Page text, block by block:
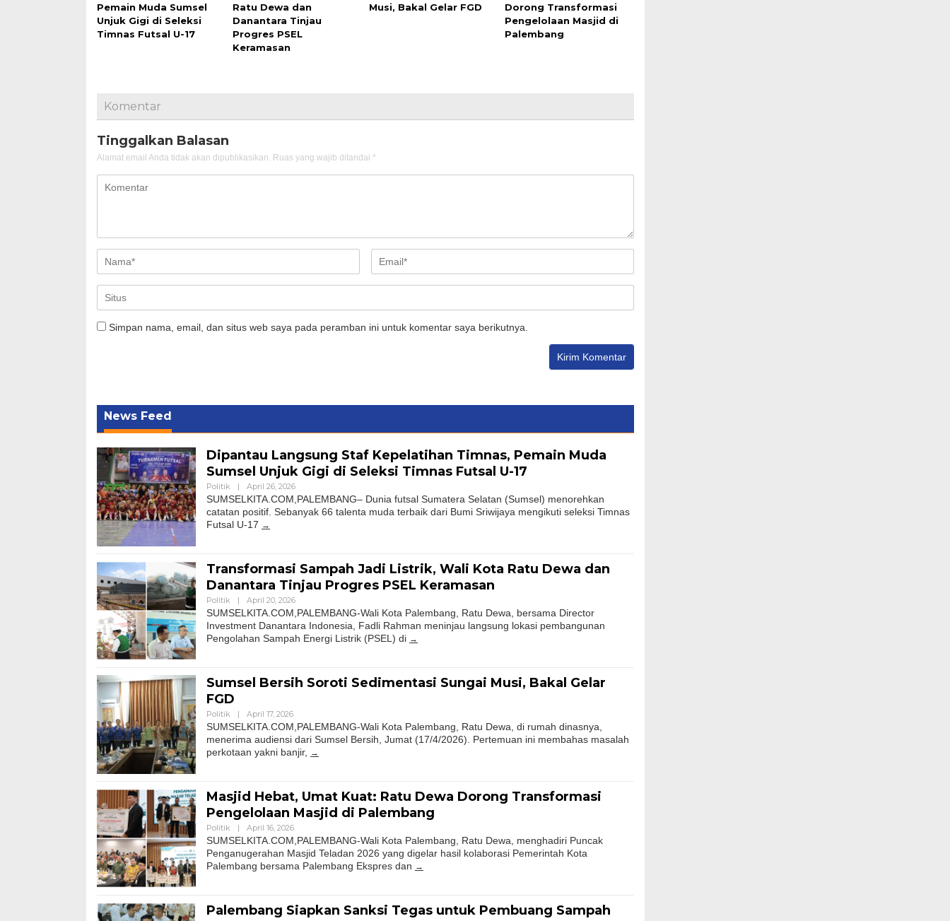
Pemain Muda Sumsel
Unjuk Gigi di Seleksi
Timnas Futsal U-17
Ratu Dewa dan
Danantara Tinjau
Progres PSEL
Keramasan
Musi, Bakal Gelar FGD
Dorong Transformasi
Pengelolaan Masjid di
Palembang
Komentar
Tinggalkan Balasan
Alamat email Anda tidak akan dipublikasikan. Ruas yang wajib ditandai *
Simpan nama, email, dan situs web saya pada peramban ini untuk komentar saya berikutnya.
News Feed
Dipantau Langsung Staf Kepelatihan Timnas, Pemain Muda
Sumsel Unjuk Gigi di Seleksi Timnas Futsal U-17
Politik | April 26, 2026
SUMSELKITA.COM,PALEMBANG– Dunia futsal Sumatera Selatan (Sumsel) menorehkan
catatan positif. Sebanyak 66 talenta muda terbaik dari Bumi Sriwijaya mengikuti seleksi Timnas
Futsal U-17
Transformasi Sampah Jadi Listrik, Wali Kota Ratu Dewa dan
Danantara Tinjau Progres PSEL Keramasan
Politik | April 20, 2026
SUMSELKITA.COM,PALEMBANG-Wali Kota Palembang, Ratu Dewa, bersama Director
Investment Danantara Indonesia, Fadli Rahman meninjau langsung lokasi pembangunan
Pengolahan Sampah Energi Listrik (PSEL) di
Sumsel Bersih Soroti Sedimentasi Sungai Musi, Bakal Gelar
FGD
Politik | April 17, 2026
SUMSELKITA.COM,PALEMBANG-Wali Kota Palembang, Ratu Dewa, di rumah dinasnya,
menerima audiensi dari Sumsel Bersih, Jumat (17/4/2026). Pertemuan ini membahas masalah
perkotaan yakni banjir,
Masjid Hebat, Umat Kuat: Ratu Dewa Dorong Transformasi
Pengelolaan Masjid di Palembang
Politik | April 16, 2026
SUMSELKITA.COM,PALEMBANG-Wali Kota Palembang, Ratu Dewa, menghadiri Puncak
Penganugerahan Masjid Teladan 2026 yang digelar hasil kolaborasi Pemerintah Kota
Palembang bersama Palembang Ekspres dan
Palembang Siapkan Sanksi Tegas untuk Pembuang Sampah